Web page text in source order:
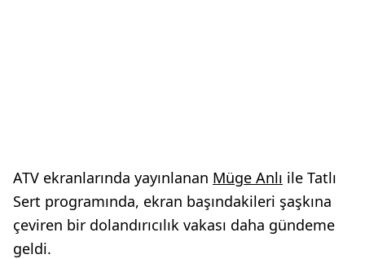
ATV ekranlarında yayınlanan Müge Anlı ile Tatlı
Sert programında, ekran başındakileri şaşkına
çeviren bir dolandırıcılık vakası daha gündeme
geldi.